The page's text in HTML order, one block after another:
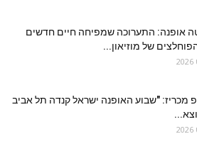
אופנה: התערוכה שמפיחה חיים חדשים
של מוזיאון...
מכריז: "שבוע האופנה ישראל קנדה תל אביב